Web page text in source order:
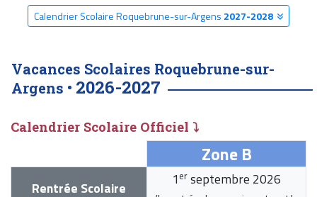
Calendrier Scolaire Roquebrune-sur-Argens 2027-2028
Vacances Scolaires Roquebrune-sur-
Argens • 2026-2027
Calendrier Scolaire Officiel ⤵
Zone B
Rentrée Scolaire 1 er septembre 2026